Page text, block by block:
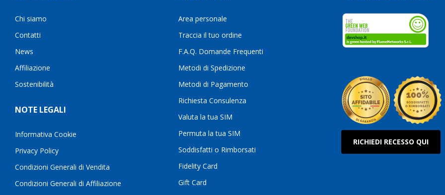
Chi siamo
Contatti
News
Affiliazione
Sostenibilità
NOTE LEGALI
Informativa Cookie
Privacy Policy
Condizioni Generali di Vendita
Condizioni Generali di Affiliazione
Area personale
Traccia il tuo ordine
F.A.Q. Domande Frequenti
Metodi di Spedizione
Metodi di Pagamento
Richiesta Consulenza
Valuta la tua SIM
Permuta la tua SIM
Soddisfatti o Rimborsati
Fidelity Card
Gift Card
RICHIEDI RECESSO QUI